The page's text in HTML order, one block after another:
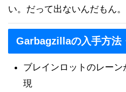
い。だって出ないんだもん。
Garbagzillaの入手方法
ブレインロットのレーン
現